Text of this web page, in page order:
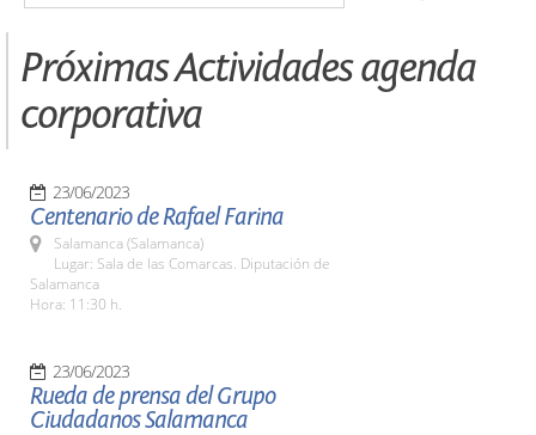
Próximas Actividades agenda
corporativa
23/06/2023
Centenario de Rafael Farina
Salamanca (Salamanca)
Lugar: Sala de las Comarcas. Diputación de
Salamanca
Hora: 11:30 h.
23/06/2023
Rueda de prensa del Grupo
Ciudadanos Salamanca